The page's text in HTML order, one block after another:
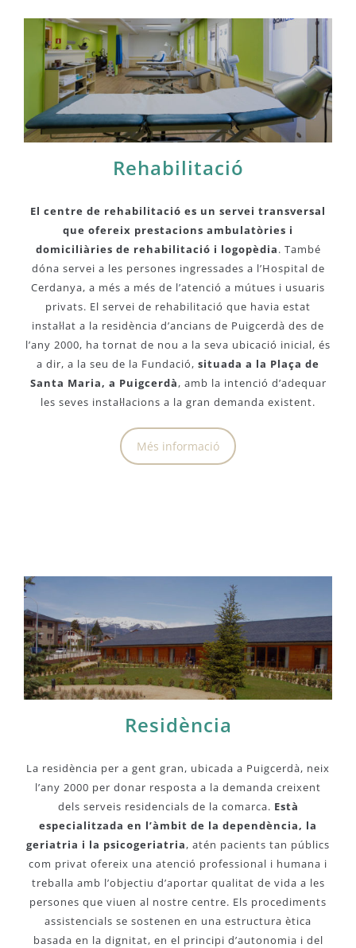
Rehabilitació
El centre de rehabilitació es un servei transversal
que ofereix prestacions ambulatòries i
domiciliàries de rehabilitació i logopèdia. També
dóna servei a les persones ingressades a l’Hospital de
Cerdanya, a més a més de l’atenció a mútues i usuaris
privats. El servei de rehabilitació que havia estat
instal·lat a la residència d’ancians de Puigcerdà des de
l’any 2000, ha tornat de nou a la seva ubicació inicial, és
a dir, a la seu de la Fundació, situada a la Plaça de
Santa Maria, a Puigcerdà, amb la intenció d’adequar
les seves instal·lacions a la gran demanda existent.
Més informació
Residència
La residència per a gent gran, ubicada a Puigcerdà, neix
l’any 2000 per donar resposta a la demanda creixent
dels serveis residencials de la comarca. Està
especialitzada en l’àmbit de la dependència, la
geriatria i la psicogeriatria, atén pacients tan públics
com privat ofereix una atenció professional i humana i
treballa amb l’objectiu d’aportar qualitat de vida a les
persones que viuen al nostre centre. Els procediments
assistencials se sostenen en una estructura ètica
basada en la dignitat, en el principi d’autonomia i del